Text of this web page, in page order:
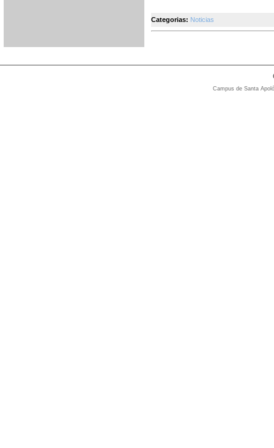
Categorias: Noticias
Campus de Santa